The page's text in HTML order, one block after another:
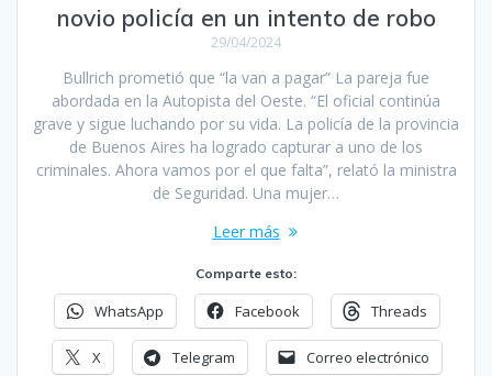
novio policía en un intento de robo
29/04/2024
Bullrich prometió que “la van a pagar” La pareja fue
abordada en la Autopista del Oeste. “El oficial continúa
grave y sigue luchando por su vida. La policía de la provincia
de Buenos Aires ha logrado capturar a uno de los
criminales. Ahora vamos por el que falta”, relató la ministra
de Seguridad. Una mujer…
Leer más
Comparte esto:
WhatsApp Facebook Threads
X Telegram Correo electrónico